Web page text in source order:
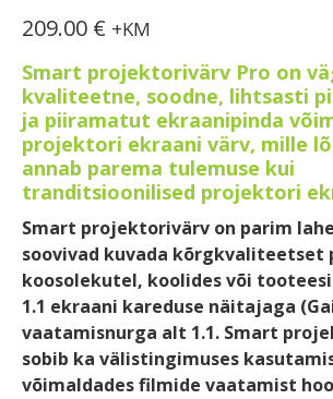
209.00 € +KM
Smart projektorivärv Pro on
kvaliteetne, soodne, lihtsasti
ja piiramatut ekraanipinda
projektori ekraani värv, mille
annab parema tulemuse kui
tranditsioonilised projektori
Smart projektorivärv on parim
soovivad kuvada kõrgkvaliteetset
koosolekutel, koolides või
1.1 ekraani kareduse näitajaga
vaatamisnurga alt 1.1. Smart
sobib ka välistingimuses
võimaldades filmide vaatamist